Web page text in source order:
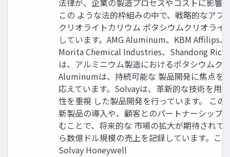
法律が、企業の製造プロセスやコストに影響
この ような法的枠組みの中で、戦略的なア
クリオライトカリウム ポタシウムクリオラ
しています。AMG Aluminum、KBM Affilips
Morita Chemical Industries、Shandong
は、アルミニウム製造におけるポタシウムク
Aluminumは、持続可能な 製品開発に焦点を
応えています。Solvayは、革新的な技術を用
性を重視 した製品開発を行っています。 こ
新製品の導入や、顧客とのパートナーシップ
むことで、将来的な 市場の拡大が期待され
ら数億ドル規模の売上を記録しています。こ
Solvay Honeywell